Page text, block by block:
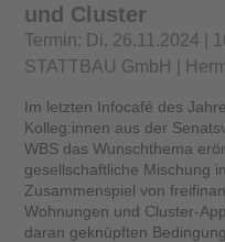
und Cluster
Termin: Di. 26.11.2024 |
STATTBAU GmbH |
Im letzten Infocafé des
Kolleg:innen aus der
WBS das Wunschthema
gesellschaftliche Mischung
Zusammenspiel von
Wohnungen und Cluster-
daran geknüpften